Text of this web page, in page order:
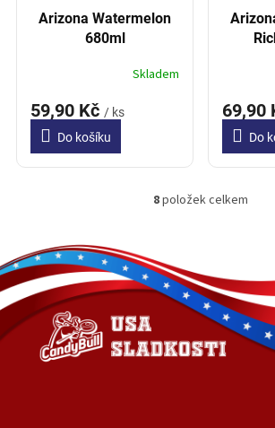
Arizona Watermelon
680ml
Skladem
59,90 Kč / ks
Do košíku
69,90
Do
O
d
a
c
p
r
8položek celkem
á
p
a
í